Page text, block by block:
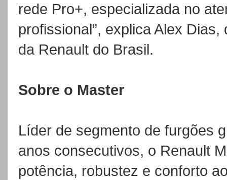
rede Pro+, especializada no
profissional”, explica Alex
da Renault do Brasil.
Sobre o Master
Líder de segmento de furgões
anos consecutivos, o Renault
potência, robustez e conforto